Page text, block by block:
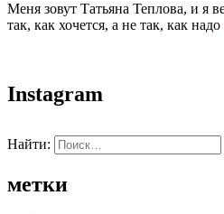
Меня зовут Татьяна Теплова, и я
так, как хочется, а не так, как надо
Instagram
Найти:
метки